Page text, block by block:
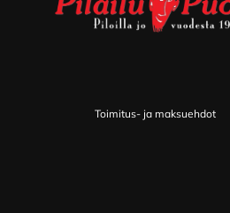
Toimitus- ja maksuehdot